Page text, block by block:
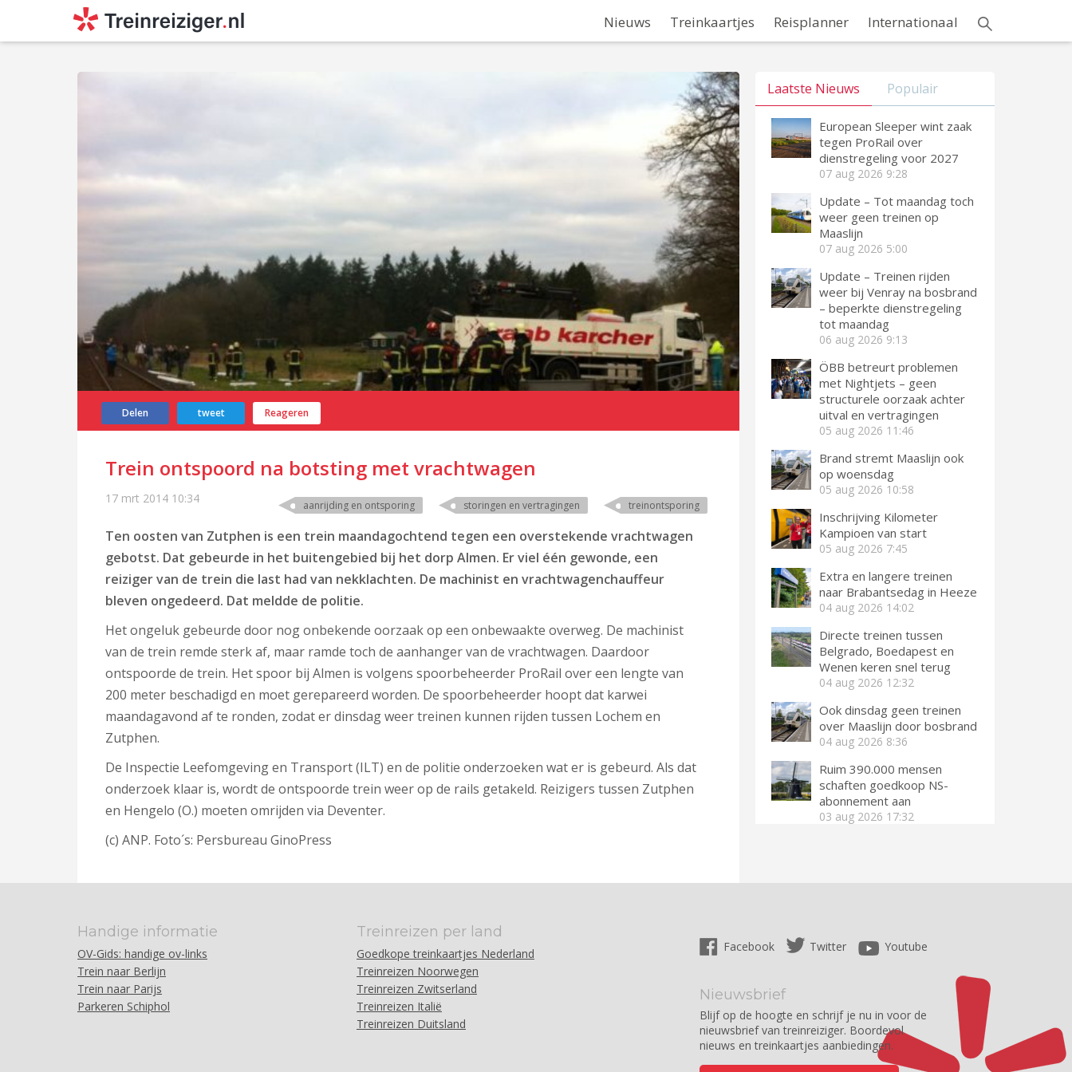
Nieuws Treinkaartjes Reisplanner Internationaal
Delen tweet Reageren
Trein ontspoord na botsting met vrachtwagen
17 mrt 2014 10:34 aanrijding en ontsporing storingen en vertragingen treinontsporing
Ten oosten van Zutphen is een trein maandagochtend tegen een overstekende vrachtwagen
gebotst. Dat gebeurde in het buitengebied bij het dorp Almen. Er viel één gewonde, een
reiziger van de trein die last had van nekklachten. De machinist en vrachtwagenchauffeur
bleven ongedeerd. Dat meldde de politie.
Het ongeluk gebeurde door nog onbekende oorzaak op een onbewaakte overweg. De machinist
van de trein remde sterk af, maar ramde toch de aanhanger van de vrachtwagen. Daardoor
ontspoorde de trein. Het spoor bij Almen is volgens spoorbeheerder ProRail over een lengte van
200 meter beschadigd en moet gerepareerd worden. De spoorbeheerder hoopt dat karwei
maandagavond af te ronden, zodat er dinsdag weer treinen kunnen rijden tussen Lochem en
Zutphen.
De Inspectie Leefomgeving en Transport (ILT) en de politie onderzoeken wat er is gebeurd. Als dat
onderzoek klaar is, wordt de ontspoorde trein weer op de rails getakeld. Reizigers tussen Zutphen
en Hengelo (O.) moeten omrijden via Deventer.
(c) ANP. Foto´s: Persbureau GinoPress
Laatste Nieuws Populair
European Sleeper wint zaak
tegen ProRail over
dienstregeling voor 2027
07 aug 2026 9:28
Update – Tot maandag toch
weer geen treinen op
Maaslijn
07 aug 2026 5:00
Update – Treinen rijden
weer bij Venray na bosbrand
– beperkte dienstregeling
tot maandag
06 aug 2026 9:13
ÖBB betreurt problemen
met Nightjets – geen
structurele oorzaak achter
uitval en vertragingen
05 aug 2026 11:46
Brand stremt Maaslijn ook
op woensdag
05 aug 2026 10:58
Inschrijving Kilometer
Kampioen van start
05 aug 2026 7:45
Extra en langere treinen
naar Brabantsedag in Heeze
04 aug 2026 14:02
Directe treinen tussen
Belgrado, Boedapest en
Wenen keren snel terug
04 aug 2026 12:32
Ook dinsdag geen treinen
over Maaslijn door bosbrand
04 aug 2026 8:36
Ruim 390.000 mensen
schaften goedkoop NS-
abonnement aan
03 aug 2026 17:32
Handige informatie
OV-Gids: handige ov-links
Trein naar Berlijn
Trein naar Parijs
Parkeren Schiphol
Treinreizen per land
Goedkope treinkaartjes Nederland
Treinreizen Noorwegen
Treinreizen Zwitserland
Treinreizen Italië
Treinreizen Duitsland
Facebook Twitter Youtube
Nieuwsbrief
Blijf op de hoogte en schrijf je nu in voor de
nieuwsbrief van treinreiziger. Boordevol
nieuws en treinkaartjes aanbiedingen.